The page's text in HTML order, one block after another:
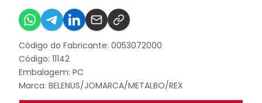
Código do Fabricante: 0053072000
Código: 11142
Embalagem: PC
Marca: BELENUS/JOMARCA/METALBO/REX